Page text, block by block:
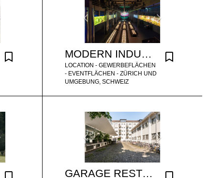
MODERN INDUSTRIAL EVENT LOCATION
LOCATION - GEWERBEFLÄCHEN
- EVENTFLÄCHEN - ZÜRICH UND
UMGEBUNG, SCHWEIZ
GARAGE RESTORATION WORKSHOP